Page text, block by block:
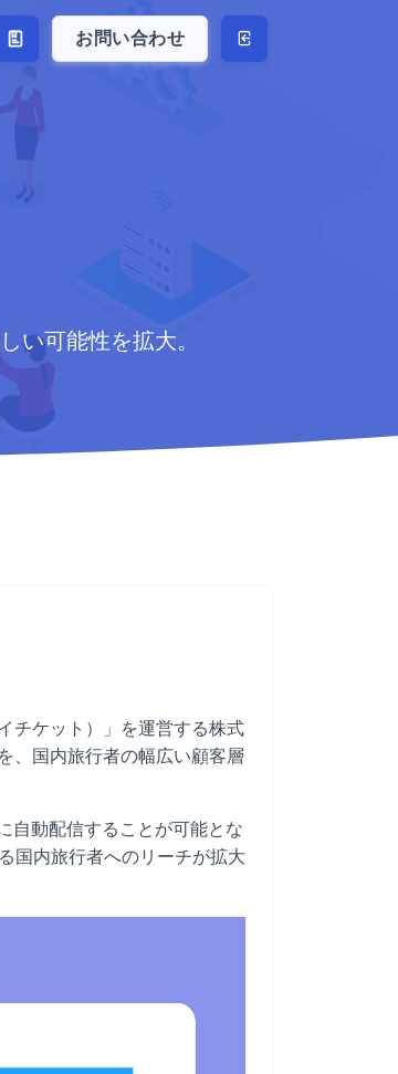
お問い合わせ
い可能性を拡大。
チケット）」を運営する株式
、国内旅行者の幅広い顧客層
自動配信することが可能とな
国内旅行者へのリーチが拡大